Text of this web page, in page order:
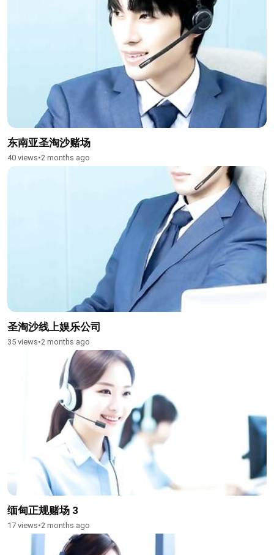
东南亚圣淘沙赌场
40 views•2 months ago
圣淘沙线上娱乐公司
35 views•2 months ago
缅甸正规赌场 3
17 views•2 months ago